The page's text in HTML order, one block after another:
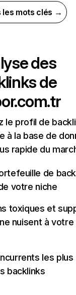
les mots clés →
des
de
le profil de
à la base de
rapide du
de
votre niche
toxiques et
nuisent à
les
backlinks